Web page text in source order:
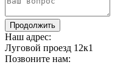
Продолжить
Наш адрес:
Луговой проезд 12к1
Позвоните нам: